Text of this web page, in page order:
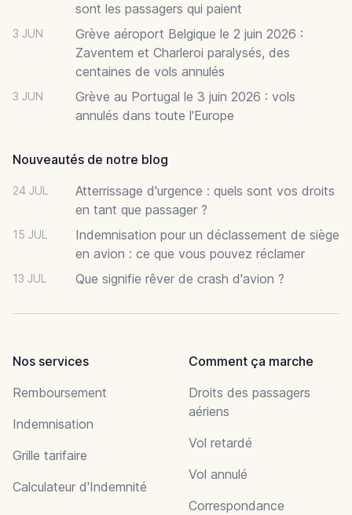
sont les passagers qui paient
3 JUN
Grève aéroport Belgique le 2 juin 2026 :
Zaventem et Charleroi paralysés, des
centaines de vols annulés
3 JUN
Grève au Portugal le 3 juin 2026 : vols
annulés dans toute l'Europe
Nouveautés de notre blog
24 JUL
Atterrissage d'urgence : quels sont vos droits
en tant que passager ?
15 JUL
Indemnisation pour un déclassement de siège
en avion : ce que vous pouvez réclamer
13 JUL Que signifie rêver de crash d'avion ?
Nos services
Remboursement
Indemnisation
Grille tarifaire
Calculateur d'Indemnité
Comment ça marche
Droits des passagers
aériens
Vol retardé
Vol annulé
Correspondance